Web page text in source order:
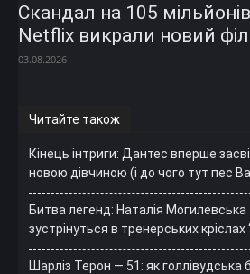
Скандал на 105
Netflix викрали новий
03.08.2026
Читайте також
Кінець інтриги: Дантес вперше
новою дівчиною (і до чого тут пес
Битва легенд: Наталія Могилевська
зустрінуться в тренерських кріслах
Шарліз Терон — 51: як голлівудська